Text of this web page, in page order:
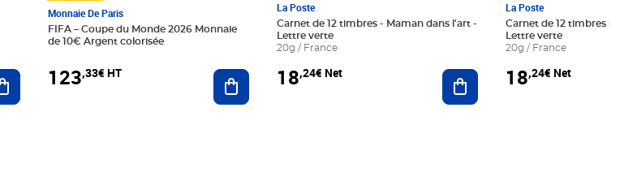
Ajouter au panier
Monnaie De Paris
FIFA – Coupe du Monde 2026 Monnaie
de 10€ Argent colorisée
123,33€ HT Ajouter au panier
La Poste
Carnet de 12 timbres - Maman dans l'art -
Lettre verte
20g / France
18,24€ Net Ajouter au panier
La Poste
Carnet de 12 timbres - Le
Lettre verte
20g / France
18,24€ Net